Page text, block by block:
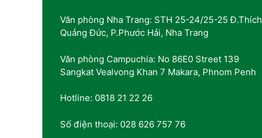
Văn phòng Nha Trang: STH 25-24/25-25 Đ.Thích
Quảng Đức, P.Phước Hải, Nha Trang
Văn phòng Campuchia: No 86E0 Street 139
Sangkat Vealvong Khan 7 Makara, Phnom Penh
Hotline: 0818 21 22 26
Số điện thoại: 028 626 757 76